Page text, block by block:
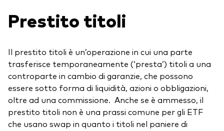
Prestito titoli
Il prestito titoli è un’operazione in cui una parte
trasferisce temporaneamente (‘presta’) titoli a una
controparte in cambio di garanzie, che possono
essere sotto forma di liquidità, azioni o obbligazioni,
oltre ad una commissione. Anche se è ammesso, il
prestito titoli non è una prassi comune per gli ETF
che usano swap in quanto i titoli nel paniere di